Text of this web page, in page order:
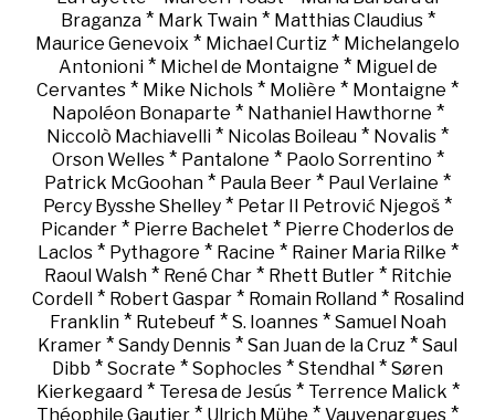
Braganza* Mark Twain* Matthias Claudius*
Maurice Genevoix * Michael Curtiz * Michelangelo
Antonioni* Michel de Montaigne * Miguel de
Cervantes * Mike Nichols * Molière * Montaigne *
Napoléon Bonaparte * Nathaniel Hawthorne *
Niccolò Machiavelli * Nicolas Boileau * Novalis *
Orson Welles* Pantalone * Paolo Sorrentino *
Patrick McGoohan * Paula Beer * Paul Verlaine *
Percy Bysshe Shelley * Petar II Petrović Njegoš *
Picander * Pierre Bachelet * Pierre Choderlos de
Laclos* Pythagore * Racine * Rainer Maria Rilke *
Raoul Walsh* René Char* Rhett Butler* Ritchie
Cordell * Robert Gaspar* Romain Rolland* Rosalind
Franklin* Rutebeuf* S. Ioannes* Samuel Noah
Kramer * Sandy Dennis * San Juan de la Cruz * Saul
Dibb * Socrate * Sophocles * Stendhal * Søren
Kierkegaard* Teresa de Jesús* Terrence Malick *
Théophile Gautier * Ulrich Mühe * Vauvenargues *